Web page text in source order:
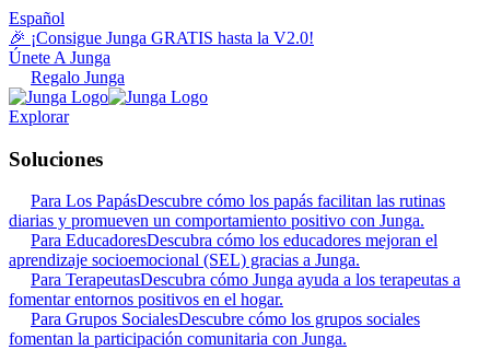
Español
🎉 ¡Consigue Junga GRATIS hasta la V2.0!
Únete A Junga
Regalo Junga
Explorar
Soluciones
Para Los PapásDescubre cómo los papás facilitan las rutinas
diarias y promueven un comportamiento positivo con Junga.
Para EducadoresDescubra cómo los educadores mejoran el
aprendizaje socioemocional (SEL) gracias a Junga.
Para TerapeutasDescubra cómo Junga ayuda a los terapeutas a
fomentar entornos positivos en el hogar.
Para Grupos SocialesDescubre cómo los grupos sociales
fomentan la participación comunitaria con Junga.